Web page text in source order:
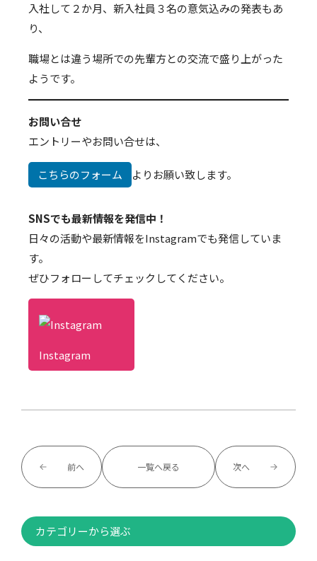
入社して２か月、新入社員３名の意気込みの発表もあ
り、
職場とは違う場所での先輩方との交流で盛り上がった
ようです。
お問い合せ
エントリーやお問い合せは、
こちらのフォーム よりお願い致します。
SNSでも最新情報を発信中！
日々の活動や最新情報をInstagramでも発信していま
す。
ぜひフォローしてチェックしてください。
Instagram
前へ 一覧へ戻る 次へ
カテゴリーから選ぶ